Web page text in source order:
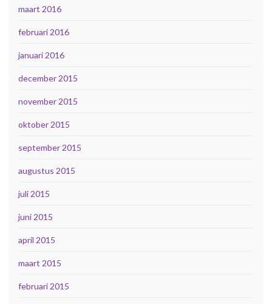
maart 2016
februari 2016
januari 2016
december 2015
november 2015
oktober 2015
september 2015
augustus 2015
juli 2015
juni 2015
april 2015
maart 2015
februari 2015